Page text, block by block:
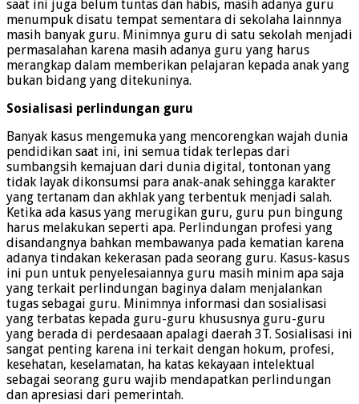
saat ini juga belum tuntas dan habis, masih adanya guru
menumpuk disatu tempat sementara di sekolaha lainnnya
masih banyak guru. Minimnya guru di satu sekolah menjadi
permasalahan karena masih adanya guru yang harus
merangkap dalam memberikan pelajaran kepada anak yang
bukan bidang yang ditekuninya.
Sosialisasi perlindungan guru
Banyak kasus mengemuka yang mencorengkan wajah dunia
pendidikan saat ini, ini semua tidak terlepas dari
sumbangsih kemajuan dari dunia digital, tontonan yang
tidak layak dikonsumsi para anak-anak sehingga karakter
yang tertanam dan akhlak yang terbentuk menjadi salah.
Ketika ada kasus yang merugikan guru, guru pun bingung
harus melakukan seperti apa. Perlindungan profesi yang
disandangnya bahkan membawanya pada kematian karena
adanya tindakan kekerasan pada seorang guru. Kasus-kasus
ini pun untuk penyelesaiannya guru masih minim apa saja
yang terkait perlindungan baginya dalam menjalankan
tugas sebagai guru. Minimnya informasi dan sosialisasi
yang terbatas kepada guru-guru khususnya guru-guru
yang berada di perdesaaan apalagi daerah 3T. Sosialisasi ini
sangat penting karena ini terkait dengan hokum, profesi,
kesehatan, keselamatan, ha katas kekayaan intelektual
sebagai seorang guru wajib mendapatkan perlindungan
dan apresiasi dari pemerintah.